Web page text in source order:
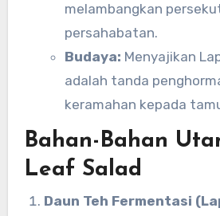
melambangkan
persahabatan.
Budaya: Menyajikan
adalah tanda
keramahan kepada
Bahan-Bahan
Leaf Salad
Daun Teh Fermentasi